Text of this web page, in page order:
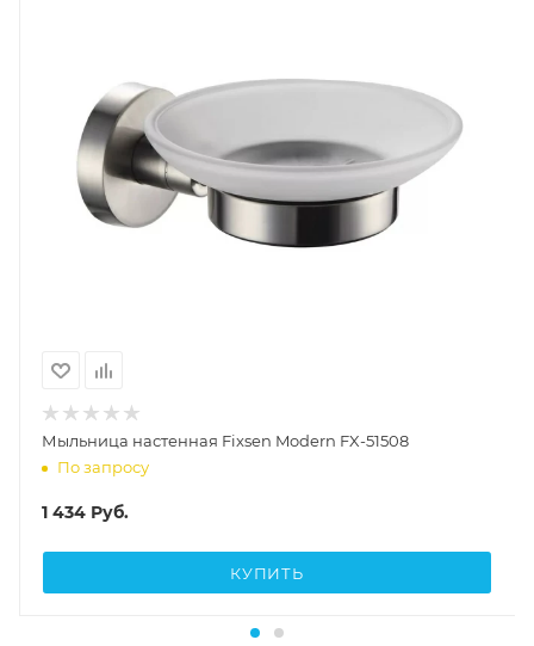
Мыльница настенная Fixsen Modern FX-51508
По запросу
1 434 Руб.
КУПИТЬ